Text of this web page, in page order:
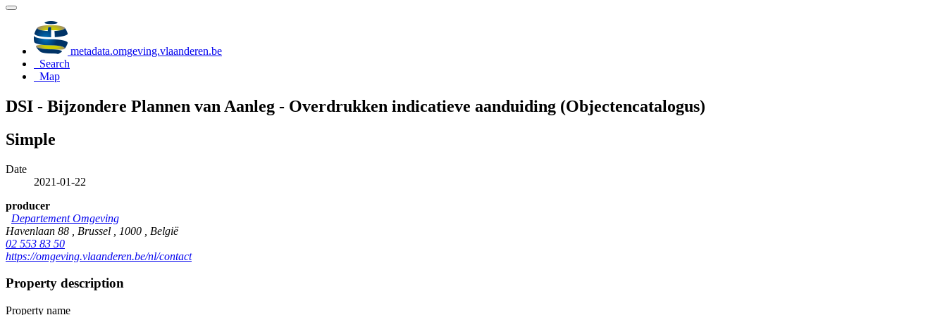
metadata.omgeving.vlaanderen.be
Search
Map
DSI - Bijzondere Plannen van Aanleg - Overdrukken indicatieve aanduiding (Objectencatalogus)
Simple
Date
2021-01-22
producer
Departement Omgeving
Havenlaan 88 , Brussel , 1000 , België
02 553 83 50
https://omgeving.vlaanderen.be/nl/contact
Property description
Property name